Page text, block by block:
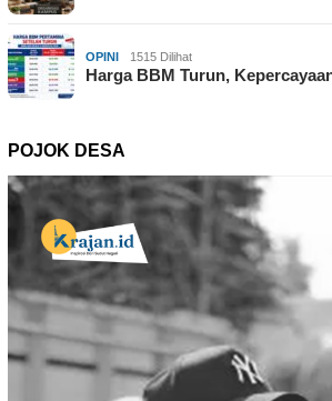
OPINI 1515 Dilihat
Harga BBM Turun,
POJOK DESA